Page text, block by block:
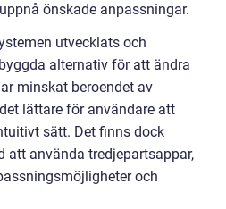
önskade anpassningar.
utvecklats och
alternativ för att ändra
minskat beroendet av
lättare för användare att
sätt. Det finns dock
att använda tredjepartsappar,
och